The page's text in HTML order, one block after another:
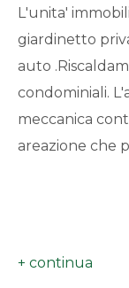
L'unita'
giardinetto
auto
condominiali.
meccanica
areazione che
Bagni
minimi
Qualsiasi
1